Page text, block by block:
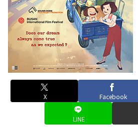
X Facebook
LINE